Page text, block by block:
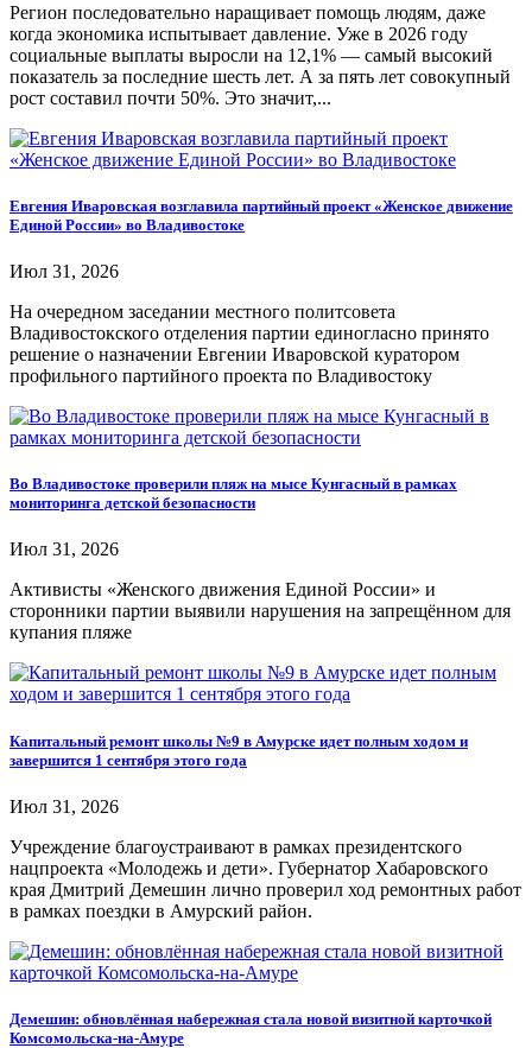
Регион последовательно наращивает помощь людям, даже
когда экономика испытывает давление. Уже в 2026 году
социальные выплаты выросли на 12,1% — самый высокий
показатель за последние шесть лет. А за пять лет совокупный
рост составил почти 50%. Это значит,...
Евгения Иваровская возглавила партийный проект «Женское движение
Единой России» во Владивостоке
Июл 31, 2026
На очередном заседании местного политсовета
Владивостокского отделения партии единогласно принято
решение о назначении Евгении Иваровской куратором
профильного партийного проекта по Владивостоку
Во Владивостоке проверили пляж на мысе Кунгасный в рамках
мониторинга детской безопасности
Июл 31, 2026
Активисты «Женского движения Единой России» и
сторонники партии выявили нарушения на запрещённом для
купания пляже
Капитальный ремонт школы №9 в Амурске идет полным ходом и
завершится 1 сентября этого года
Июл 31, 2026
Учреждение благоустраивают в рамках президентского
нацпроекта «Молодежь и дети». Губернатор Хабаровского
края Дмитрий Демешин лично проверил ход ремонтных работ
в рамках поездки в Амурский район.
Демешин: обновлённая набережная стала новой визитной карточкой
Комсомольска-на-Амуре